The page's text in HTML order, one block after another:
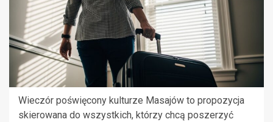
Wieczór poświęcony kulturze Masajów to propozycja
skierowana do wszystkich, którzy chcą poszerzyć